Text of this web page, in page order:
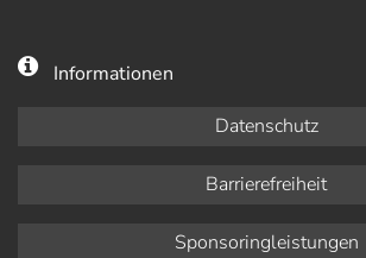
Informationen
Datenschutz
Barrierefreiheit
Sponsoringleistungen